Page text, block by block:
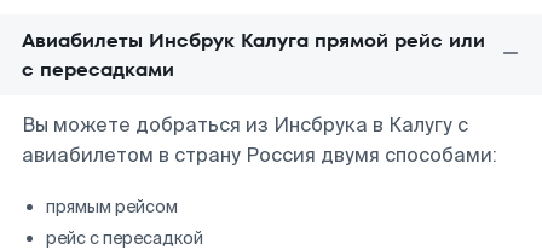
Авиабилеты Инсбрук Калуга прямой рейс или
с пересадками
Вы можете добраться из Инсбрука в Калугу с
авиабилетом в страну Россия двумя способами:
прямым рейсом
рейс с пересадкой